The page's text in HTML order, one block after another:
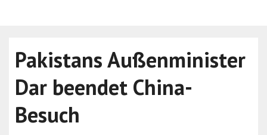
Pakistans Außenminister
Dar beendet China-
Besuch